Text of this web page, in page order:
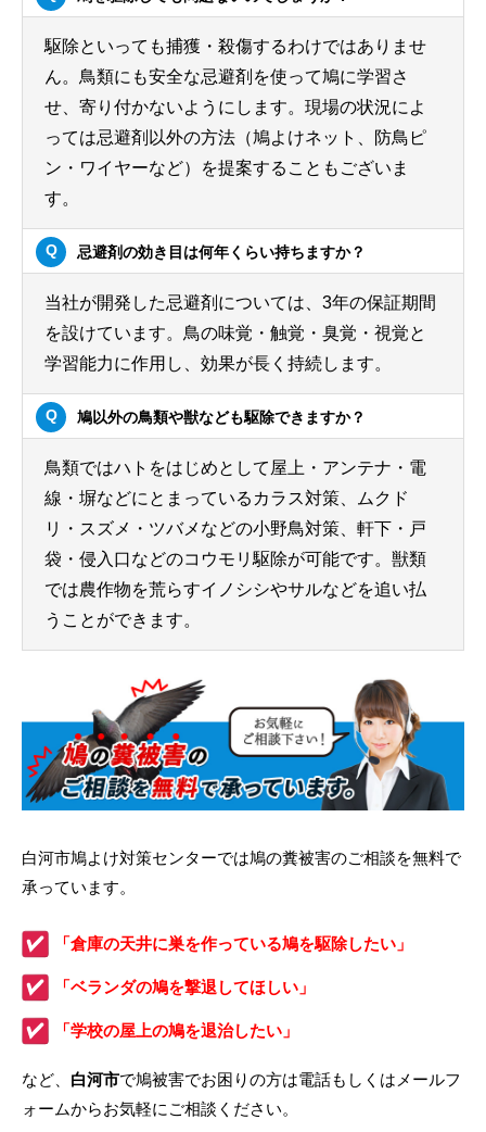
駆除といっても捕獲・殺傷するわけではありませ
ん。鳥類にも安全な忌避剤を使って鳩に学習さ
せ、寄り付かないようにします。現場の状況によ
っては忌避剤以外の方法（鳩よけネット、防鳥ピ
ン・ワイヤーなど）を提案することもございま
す。
忌避剤の効き目は何年くらい持ちますか？
当社が開発した忌避剤については、3年の保証期間
を設けています。鳥の味覚・触覚・臭覚・視覚と
学習能力に作用し、効果が長く持続します。
鳩以外の鳥類や獣なども駆除できますか？
鳥類ではハトをはじめとして屋上・アンテナ・電
線・塀などにとまっているカラス対策、ムクド
リ・スズメ・ツバメなどの小野鳥対策、軒下・戸
袋・侵入口などのコウモリ駆除が可能です。獣類
では農作物を荒らすイノシシやサルなどを追い払
うことができます。
白河市鳩よけ対策センターでは鳩の糞被害のご相談を無料で
承っています。
「倉庫の天井に巣を作っている鳩を駆除したい」
「ベランダの鳩を撃退してほしい」
「学校の屋上の鳩を退治したい」
など、 白河市で鳩被害でお困りの方は電話もしくはメールフ
ォームからお気軽にご相談ください。